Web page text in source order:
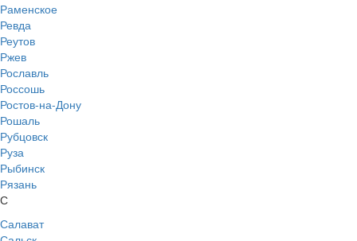
Раменское
Ревда
Реутов
Ржев
Рославль
Россошь
Ростов-на-Дону
Рошаль
Рубцовск
Руза
Рыбинск
Рязань
С
Салават